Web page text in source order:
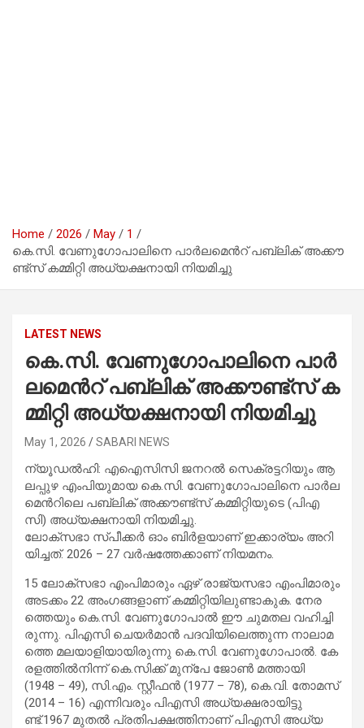
Home 2026 May
1
കെ.​സി. വേ​ണു​ഗോ​പാ​ലി​നെ പാ​ർ​ല​മെ​ന്‍റ് പ​ബ്ലി​ക് അ​ക്കൗ​
ണ്ട്സ് ക​മ്മി​റ്റി അ​ധ്യ​ക്ഷ​നാ​യി നി​യ​മി​ച്ചു
LATEST NEWS
കെ.​സി. വേ​ണു​ഗോ​പാ​ലി​നെ പാ​ർ​
ല​മെ​ന്‍റ് പ​ബ്ലി​ക് അ​ക്കൗ​ണ്ട്സ് ക​
മ്മി​റ്റി അ​ധ്യ​ക്ഷ​നാ​യി നി​യ​മി​ച്ചു
May 1, 2026 SABARI NEWS
ന്യൂ​ഡ​ൽ​ഹി: എ​ഐ​സി​സി ജ​ന​റ​ൽ സെ​ക്ര​ട്ട​റി​യും ആ​
ല​പ്പു​ഴ എം​പി​യു​മാ​യ കെ.​സി. വേ​ണു​ഗോ​പാ​ലി​നെ പാ​ർ​ല​
മെ​ന്‍റി​ലെ പ​ബ്ലി​ക് അ​ക്കൗ​ണ്ട്സ് ക​മ്മി​റ്റി​യു​ടെ (പി​എ​
സി) അ​ധ്യ​ക്ഷ​നാ​യി നി​യ​മി​ച്ചു.
ലോ​ക്‌​സ​ഭാ സ‌്‌​പീ​ക്ക​ർ ഓം ​ബി​ർ​ള​യാ​ണ് ഇ​ക്കാ​ര്യം അ​റി​
യി​ച്ച​ത്. 2026 – 27 വ​ർ​ഷ​ത്തേ​ക്കാ​ണ് നി​യ​മ​നം.
15 ലോ​ക്‌​സ​ഭാ എം​പി​മാ​രും ഏ​ഴ് രാ​ജ്യ​സ​ഭാ എം​പി​മാ​രും
അ​ട​ക്കം 22 അം​ഗ​ങ്ങ​ളാ​ണ് ക​മ്മി​റ്റി​യി​ലു​ണ്ടാ​കു​ക. നേ​ര​
ത്തെ​യും കെ.​സി. വേ​ണു​ഗോ​പാ​ൽ ഈ ​ചു​മ​ത​ല വ​ഹി​ച്ചി​
രു​ന്നു. പി​എ​സി ചെ​യ​ർ​മാ​ൻ പ​ദ​വി​യി​ലെ​ത്തു​ന്ന നാ​ലാ​മ​
ത്തെ മ​ല​യാ​ളി​യാ​യി​രു​ന്നു കെ.​സി. വേ​ണു​ഗോ​പാ​ൽ. കേ​
ര​ള​ത്തി​ൽ​നി​ന്ന് കെ.​സി​ക്ക് മു​ന്പേ ജോ​ൺ മ​ത്താ​യി
(1948 – 49), സി.​എം. സ്റ്റീ​ഫ​ൻ (1977 – 78), കെ.​വി. തോ​മ​സ്
(2014 – 16) എ​ന്നി​വ​രും പി​എ​സി അ​ധ്യ​ക്ഷ​രാ​യി​ട്ടു​
ണ്ട്.1967 മു​ത​ൽ പ്ര​തി​പ​ക്ഷ​ത്തി​നാ​ണ് പി​എ​സി അ​ധ്യ​